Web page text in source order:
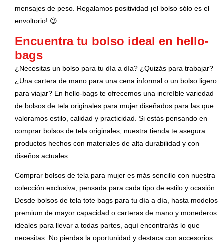
mensajes de peso. Regalamos positividad ¡el bolso sólo es el
envoltorio! 😉
Encuentra tu bolso ideal en hello-
bags
¿Necesitas un bolso para tu día a día? ¿Quizás para trabajar?
¿Una cartera de mano para una cena informal o un bolso ligero
para viajar? En hello-bags te ofrecemos una increíble variedad
de bolsos de tela originales para mujer diseñados para las que
valoramos estilo, calidad y practicidad. Si estás pensando en
comprar bolsos de tela originales, nuestra tienda te asegura
productos hechos con materiales de alta durabilidad y con
diseños actuales.
Comprar bolsos de tela para mujer es más sencillo con nuestra
colección exclusiva, pensada para cada tipo de estilo y ocasión.
Desde bolsos de tela tote bags para tu día a día, hasta modelos
premium de mayor capacidad o carteras de mano y monederos
ideales para llevar a todas partes, aquí encontrarás lo que
necesitas. No pierdas la oportunidad y destaca con accesorios